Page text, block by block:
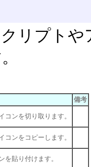
リプト
備考
コンを切り取ります。
コンをコピーします。
を貼り付けます。